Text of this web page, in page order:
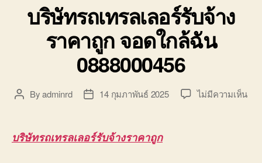
บริษัทรถเทรลเลอร์รับจ้าง
ราคาถูก จอดใกล้ฉัน
0888000456
PostByadminrd
Post14 กุมภาพันธ์ 2025 ไม่มีความเห็นบน
บริษัทรถเทรลเลอร์รับจ้างราคาถูก